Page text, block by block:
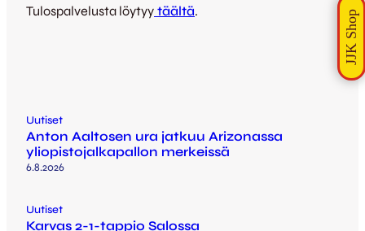
Tulospalvelusta löytyy täältä.
Uutiset
Anton Aaltosen ura jatkuu Arizonassa
yliopistojalkapallon merkeissä
6.8.2026
Uutiset
Karvas 2-1-tappio Salossa